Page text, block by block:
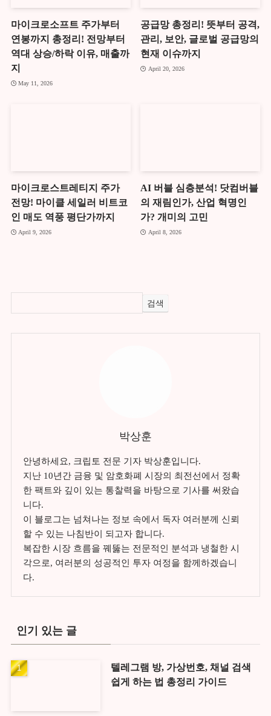
마이크로소프트 주가부터
연봉까지 총정리! 전망부터
역대 상승/하락 이유, 매출까
지
May 11, 2026
공급망 총정리! 뜻부터 공격,
관리, 보안, 글로벌 공급망의
현재 이슈까지
April 20, 2026
마이크로스트레티지 주가
전망! 마이클 세일러 비트코
인 매도 역풍 평단가까지
April 9, 2026
AI 버블 심층분석! 닷컴버블
의 재림인가, 산업 혁명인
가? 개미의 고민
April 8, 2026
검색
박상훈
안녕하세요, 크립토 전문 기자 박상훈입니다.
지난 10년간 금융 및 암호화폐 시장의 최전선에서 정확
한 팩트와 깊이 있는 통찰력을 바탕으로 기사를 써왔습
니다.
이 블로그는 넘쳐나는 정보 속에서 독자 여러분께 신뢰
할 수 있는 나침반이 되고자 합니다.
복잡한 시장 흐름을 꿰뚫는 전문적인 분석과 냉철한 시
각으로, 여러분의 성공적인 투자 여정을 함께하겠습니
다.
인기 있는 글
텔레그램 방, 가상번호, 채널 검색
쉽게 하는 법 총정리 가이드